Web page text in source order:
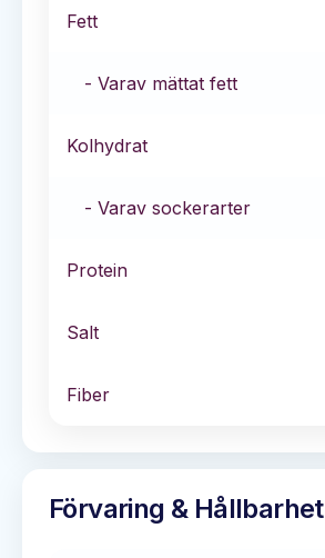
Fett
- Varav mättat fett
Kolhydrat
- Varav sockerarter
Protein
Salt
Fiber
Förvaring & Hållbarhet